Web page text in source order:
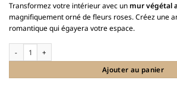
Ajouter au panier
Transformez votre intérieur avec un mur végétal
magnifiquement orné de fleurs roses. Créez une
romantique qui égayera votre espace.